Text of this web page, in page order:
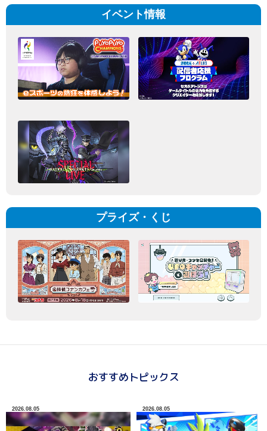
イベント情報
プライズ・くじ
おすすめトピックス
2026.08.05 2026.08.05